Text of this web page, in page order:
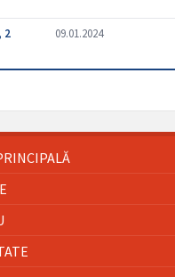
2 09.01.2024